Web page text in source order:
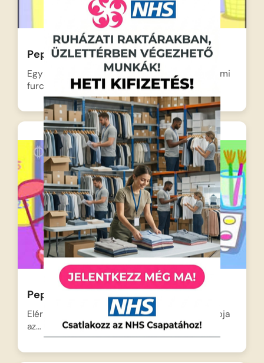
Peppa malac – A fogtündér
Egy vidám napon Peppa észreveszi, hogy valami
furcsa történik a…
Peppa malac – Az óvoda
Elérkezett a nagy nap, ma van Zsoli legelső napja
az…